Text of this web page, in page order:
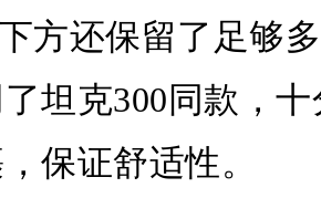
方还保留了足够
坦克300同款，
保证舒适性。